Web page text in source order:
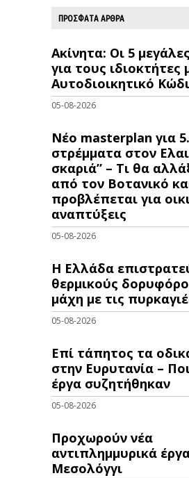
ΠΡΟΣΦΑΤΑ ΑΡΘΡΑ
Ακίνητα: Οι 5
για τους ιδιοκτήτες
Αυτοδιοικητικό
05-08-2026
Νέο masterplan για
στρέμματα στον
σκαριά” – Τι θα
από τον Βοτανικό
προβλέπεται για
αναπτύξεις
05-08-2026
Η Ελλάδα
θερμικούς
μάχη με τις
05-08-2026
Επί τάπητος τα
στην Ευρυτανία –
έργα συζητήθηκαν
05-08-2026
Προχωρούν νέα
αντιπλημμυρικά
Μεσολόγγι